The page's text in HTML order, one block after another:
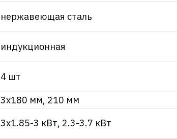
нержавеющая сталь
индукционная
4 шт
3х180 мм, 210 мм
3х1.85-3 кВт, 2.3-3.7 кВт